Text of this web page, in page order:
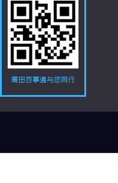
莆田百事通与您同行